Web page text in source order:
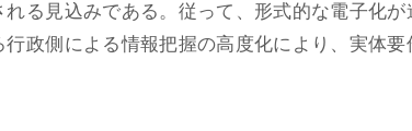
る見込みである。従って、形式的な電子化が
政側による情報把握の高度化により、実体要